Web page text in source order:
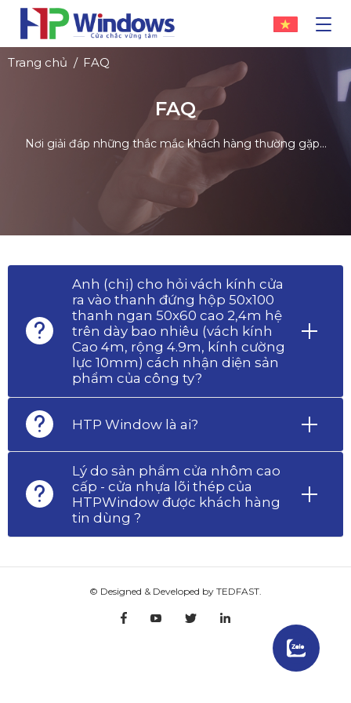
Trang chủ FAQ
FAQ
Nơi giải đáp những thắc mắc khách hàng thường gặp...
Anh (chị) cho hỏi vách kính cửa
ra vào thanh đứng hộp 50x100
thanh ngan 50x60 cao 2,4m hệ
trên dày bao nhiêu (vách kính
Cao 4m, rộng 4.9m, kính cường
lực 10mm) cách nhận diện sản
phẩm của công ty?
HTP Window là ai?
Lý do sản phẩm cửa nhôm cao
cấp - cửa nhựa lõi thép của
HTPWindow được khách hàng
tin dùng ?
© Designed & Developed by TEDFAST.